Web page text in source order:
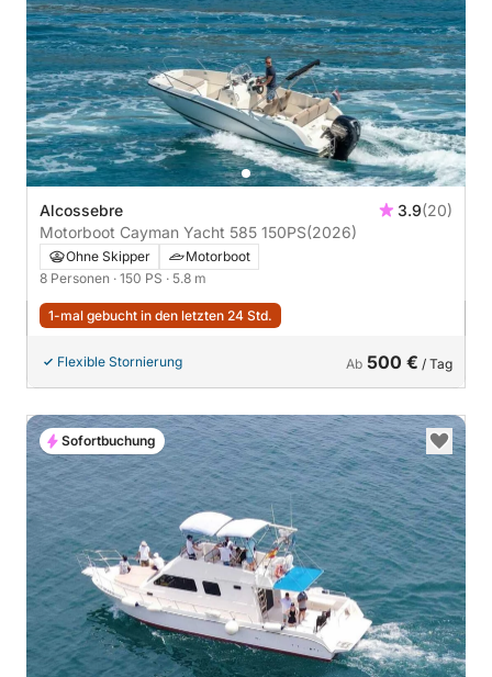
Alcossebre 3.9(20)
Motorboot Cayman Yacht 585 150PS(2026)
Ohne Skipper
Motorboot
8 Personen · 150 PS · 5.8 m
1-mal gebucht in den letzten 24 Std.
Flexible Stornierung Ab 500 € / Tag
Sofortbuchung